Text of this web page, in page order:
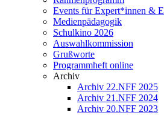
Events für Expert*innen &
Medienpädagogik
Schulkino 2026
Auswahlkommission
Grußworte
Programmheft online
Archiv
Archiv 22.NFF 2025
Archiv 21.NFF 2024
Archiv 20.NFF 2023